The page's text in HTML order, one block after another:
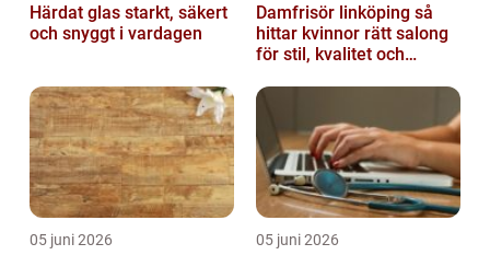
Härdat glas starkt, säkert
och snyggt i vardagen
Damfrisör linköping så
hittar kvinnor rätt salong
för stil, kvalitet och
05 juni 2026 05 juni 2026